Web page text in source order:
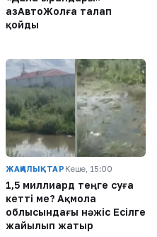
ҚазАвтоЖолға талап
қойды
ЖАҢАЛЫҚТАР Кеше, 15:00
1,5 миллиард теңге суға
кетті ме? Ақмола
облысындағы нәжіс Есілге
жайылып жатыр